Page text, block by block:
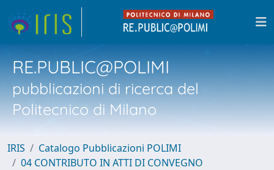
RE.PUBLIC@POLIMI
pubblicazioni di ricerca del
Politecnico di Milano
IRIS
Catalogo Pubblicazioni POLIMI
04 CONTRIBUTO IN ATTI DI CONVEGNO